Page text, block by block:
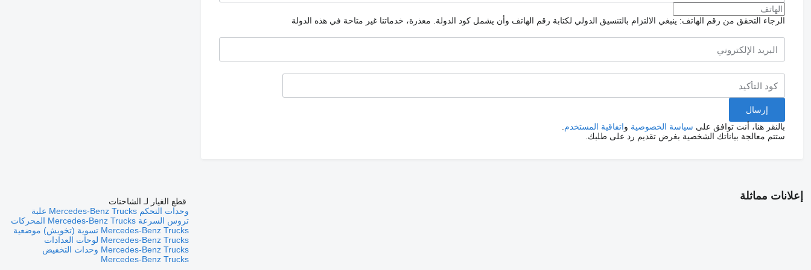
الرجاء التحقق من رقم الهاتف: ينبغي الالتزام بالتنسيق الدولي لكتابة رقم الهاتف وأن يشمل كود الدولة. معذرة، خدماتنا غير متاحة في هذه الدولة
بالنقر هنا، أنت توافق على سياسة الخصوصية واتفاقية المستخدم
ستتم معالجة بياناتك الشخصية بغرض تقديم رد على طلبك.
إعلانات مماثلة
قطع الغيار لـ الشاحنات
وحدات التحكم Mercedes-Benz Trucks
علبة
تروس السرعة Mercedes-Benz Trucks
المحركات
Mercedes-Benz Trucks تسوية (تخويش) موضعية
Mercedes-Benz Trucks لوحات العدادات
Mercedes-Benz Trucks وحدات التخفيض
Mercedes-Benz Trucks